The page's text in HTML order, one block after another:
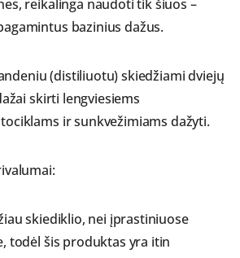
reikalinga naudoti tik šiuos –
bazinius dažus.
(distiliuotu) skiedžiami dviejų
skirti lengviesiems
ir sunkvežimiams dažyti.
skiediklio, nei įprastiniuose
todėl šis produktas yra itin